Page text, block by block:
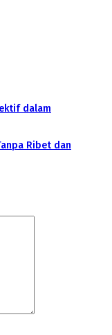
dalam
Ribet dan